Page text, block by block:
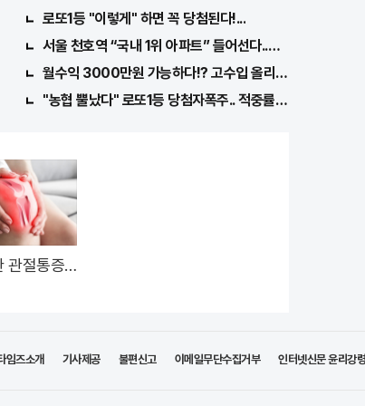
?
로또1등 "이렇게" 하면 꼭 당첨된다!...
서울 천호역 “국내 1위 아파트” 들어선다..충격!
월수익 3000만원 가능하다!? 고수입 올리는 이 "자격증"
"농협 뿔났다" 로또1등 당첨자폭주.. 적중률87%
관절통증,
임즈소개 기사제공 불편신고 이메일무단수집거부 인터넷신문 윤리강령